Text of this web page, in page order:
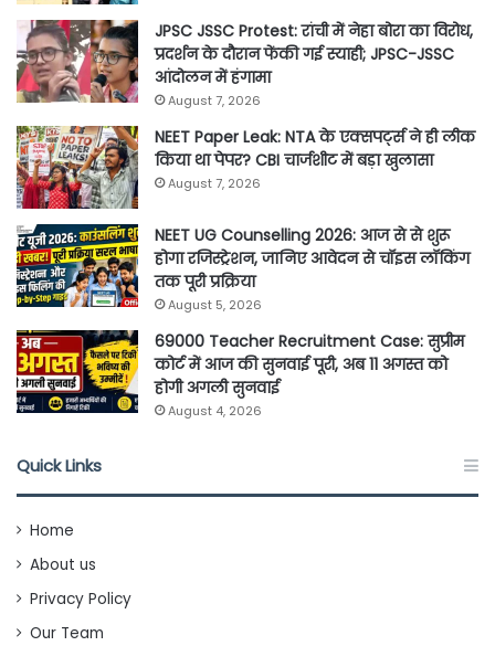
JPSC JSSC Protest: रांची में नेहा बोरा का विरोध,
प्रदर्शन के दौरान फेंकी गई स्याही; JPSC-JSSC
आंदोलन में हंगामा
August 7, 2026
NEET Paper Leak: NTA के एक्सपर्ट्स ने ही लीक
किया था पेपर? CBI चार्जशीट में बड़ा खुलासा
August 7, 2026
NEET UG Counselling 2026: आज से से शुरू
होगा रजिस्ट्रेशन, जानिए आवेदन से चॉइस लॉकिंग
तक पूरी प्रक्रिया
August 5, 2026
69000 Teacher Recruitment Case: सुप्रीम
कोर्ट में आज की सुनवाई पूरी, अब 11 अगस्त को
होगी अगली सुनवाई
August 4, 2026
Quick Links
Home
About us
Privacy Policy
Our Team